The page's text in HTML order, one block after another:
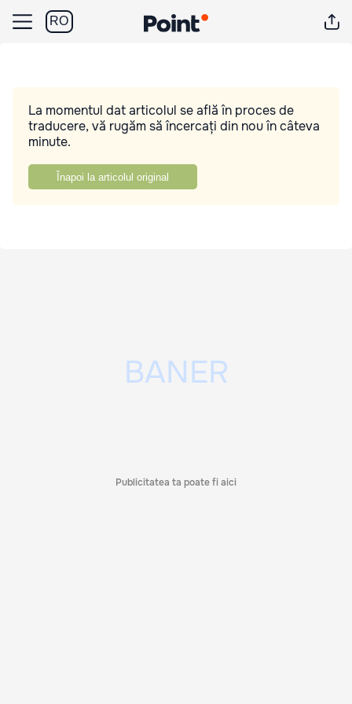
RO
La momentul dat articolul se află în proces de
traducere, vă rugăm să încercați din nou în câteva
minute.
Înapoi la articolul original
Publicitatea ta poate fi aici